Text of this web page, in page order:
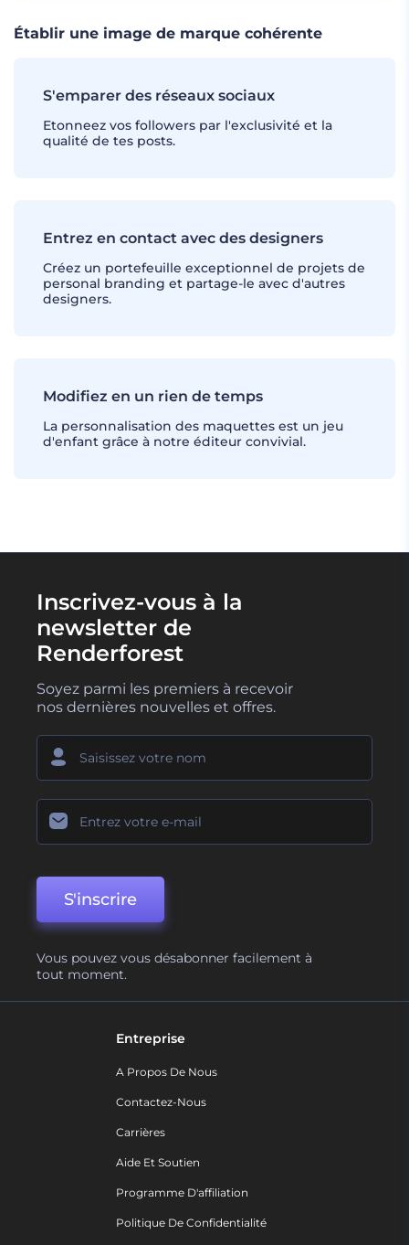
Établir une image de marque cohérente
S'emparer des réseaux sociaux
Etonneez vos followers par l'exclusivité et la
qualité de tes posts.
Entrez en contact avec des designers
Créez un portefeuille exceptionnel de projets de
personal branding et partage-le avec d'autres
designers.
Modifiez en un rien de temps
La personnalisation des maquettes est un jeu
d'enfant grâce à notre éditeur convivial.
Inscrivez-vous à la
newsletter de
Renderforest
Soyez parmi les premiers à recevoir
nos dernières nouvelles et offres.
S'inscrire
Vous pouvez vous désabonner facilement à
tout moment.
Entreprise
A Propos De Nous
Contactez-Nous
Carrières
Aide Et Soutien
Programme D'affiliation
Politique De Confidentialité